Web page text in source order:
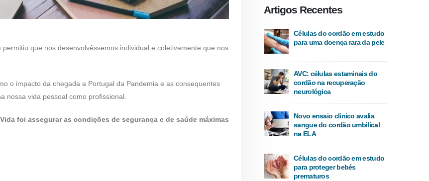
que nos desenvolvêssemos individual e coletivamente que nos
o impacto da chegada a Portugal da Pandemia e as consequentes
nossa vida pessoal como profissional.
foi assegurar as condições de segurança e de saúde máximas
Artigos Recentes
Células do cordão em estudo
para uma doença rara da pele
AVC: células estaminais do
cordão na recuperação
neurológica
Novo ensaio clínico avalia
sangue do cordão umbilical
na ELA
Células do cordão em estudo
para proteger bebés
prematuros